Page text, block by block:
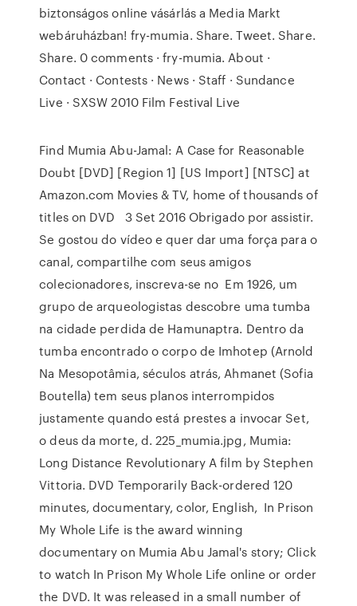
biztonságos online vásárlás a Media Markt
webáruházban! fry-mumia. Share. Tweet. Share.
Share. 0 comments · fry-mumia. About ·
Contact · Contests · News · Staff · Sundance
Live · SXSW 2010 Film Festival Live
Find Mumia Abu-Jamal: A Case for Reasonable
Doubt [DVD] [Region 1] [US Import] [NTSC] at
Amazon.com Movies & TV, home of thousands of
titles on DVD 3 Set 2016 Obrigado por assistir.
Se gostou do vídeo e quer dar uma força para o
canal, compartilhe com seus amigos
colecionadores, inscreva-se no Em 1926, um
grupo de arqueologistas descobre uma tumba
na cidade perdida de Hamunaptra. Dentro da
tumba encontrado o corpo de Imhotep (Arnold
Na Mesopotâmia, séculos atrás, Ahmanet (Sofia
Boutella) tem seus planos interrompidos
justamente quando está prestes a invocar Set,
o deus da morte, d. 225_mumia.jpg, Mumia:
Long Distance Revolutionary A film by Stephen
Vittoria. DVD Temporarily Back-ordered 120
minutes, documentary, color, English, In Prison
My Whole Life is the award winning
documentary on Mumia Abu Jamal's story; Click
to watch In Prison My Whole Life online or order
the DVD. It was released in a small number of